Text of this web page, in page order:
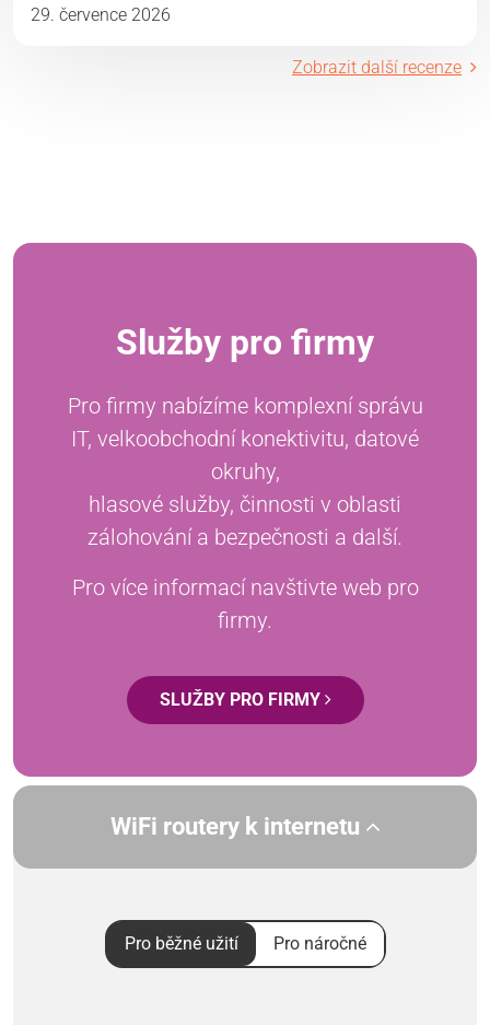
29. července 2026
Zobrazit další recenze
Služby pro firmy
Pro firmy nabízíme komplexní správu
IT, velkoobchodní konektivitu, datové
okruhy,
hlasové služby, činnosti v oblasti
zálohování a bezpečnosti a další.
Pro více informací navštivte web pro
firmy.
SLUŽBY PRO FIRMY
WiFi routery k internetu
Pro běžné užití Pro náročné